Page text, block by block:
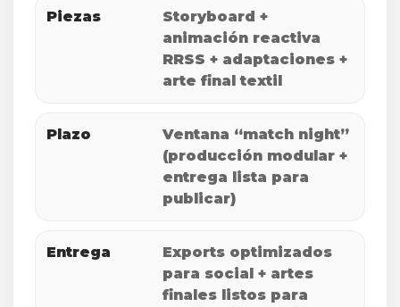
Piezas
Storyboard +
animación reactiva
RRSS + adaptaciones +
arte final textil
Plazo
Ventana “match night”
(producción modular +
entrega lista para
publicar)
Entrega
Exports optimizados
para social + artes
finales listos para